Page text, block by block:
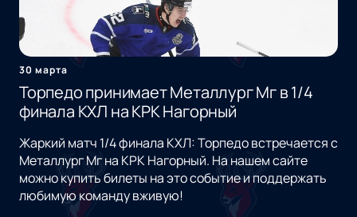
30 марта
Торпедо принимает Металлург Мг в 1/4
финала КХЛ на КРК Нагорный
Жаркий матч 1/4 финала КХЛ: Торпедо встречается с
Металлург Мг на КРК Нагорный. На нашем сайте
можно купить билеты на это событие и поддержать
любимую команду вживую!